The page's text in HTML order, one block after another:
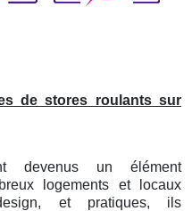
de stores roulants sur
devenus un élément
logements et locaux
et pratiques, ils